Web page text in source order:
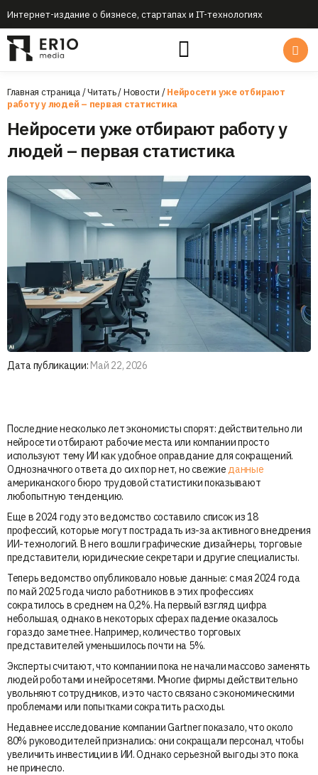
Интернет-издание о бизнесе, стартапах и IT-технологиях
Главная страница/Читать/Новости /Нейросети уже отбирают
работу у людей – первая статистика
Нейросети уже отбирают работу у
людей – первая статистика
Дата публикации: Май 22, 2026
Последние несколько лет экономисты спорят: действительно ли
нейросети отбирают рабочие места или компании просто
используют тему ИИ как удобное оправдание для сокращений.
Однозначного ответа до сих пор нет, но свежиеданные
американского бюро трудовой статистики показывают
любопытную тенденцию.
Еще в 2024 году это ведомство составило список из 18
профессий, которые могут пострадать из-за активного внедрения
ИИ-технологий. В него вошли графические дизайнеры, торговые
представители, юридические секретари и другие специалисты.
Теперь ведомство опубликовало новые данные: с мая 2024 года
по май 2025 года число работников в этих профессиях
сократилось в среднем на 0,2%. На первый взгляд цифра
небольшая, однако в некоторых сферах падение оказалось
гораздо заметнее. Например, количество торговых
представителей уменьшилось почти на 5%.
Эксперты считают, что компании пока не начали массово заменять
людей роботами и нейросетями. Многие фирмы действительно
увольняют сотрудников, и это часто связано с экономическими
проблемами или попытками сократить расходы.
Недавнее исследование компании Gartner показало, что около
80% руководителей признались: они сокращали персонал, чтобы
увеличить инвестиции в ИИ. Однако серьезной выгоды это пока
не принесло.